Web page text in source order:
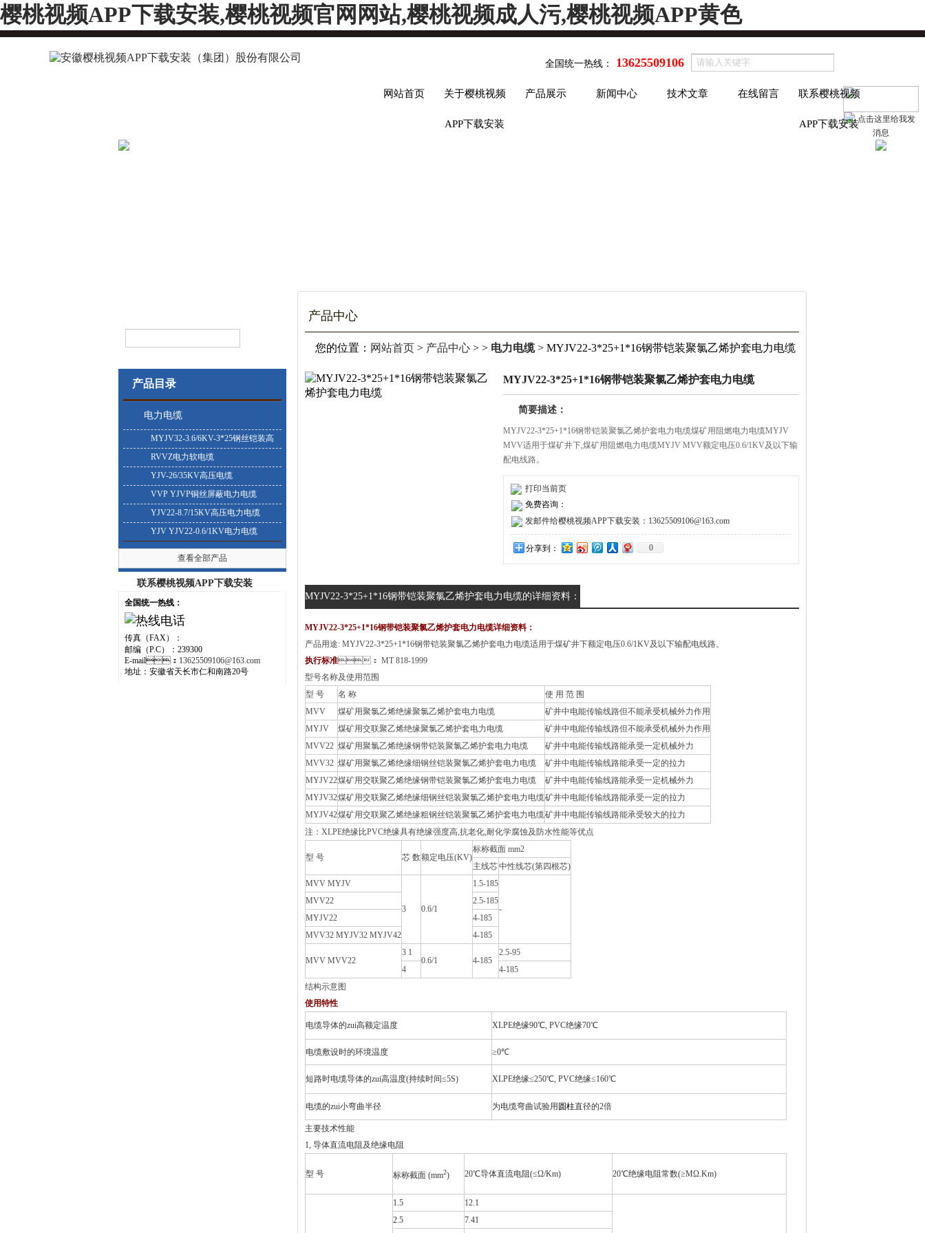
樱桃视频APP下载安装,樱桃视频官网网站,樱桃视频成人污,樱桃视频APP黄色
全国统一热线： 13625509106
网站首页 关于樱桃视频
APP下载安装
产品展示 新闻中心 技术文章 在线留言 联系樱桃视频
APP下载安装
产品目录
电力电缆
MYJV32-3.6/6KV-3*25钢丝铠装高
压电缆
RVVZ电力软电缆
YJV-26/35KV高压电缆
VVP YJVP铜丝屏蔽电力电缆
YJV22-8.7/15KV高压电力电缆
YJV YJV22-0.6/1KV电力电缆
查看全部产品
联系樱桃视频APP下载安装
全国统一热线：
传真（FAX）：
邮编（P.C）：239300
E-mail： 13625509106@163.com
地址：安徽省天长市仁和南路20号
产品中心
您的位置： 网站首页 > 产品中心 > > 电力电缆> MYJV22-3*25+1*16钢带铠装聚氯乙烯护套电力电缆
MYJV22-3*25+1*16钢带铠装聚氯乙烯护套电力电缆
简要描述：
MYJV22-3*25+1*16钢带铠装聚氯乙烯护套电力电缆煤矿用阻燃电力电缆MYJV
MVV适用于煤矿井下,煤矿用阻燃电力电缆MYJV MVV额定电压0.6/1KV及以下输
配电线路。
打印当前页
免费咨询：
发邮件给樱桃视频APP下载安装：13625509106@163.com
分享到： 0
MYJV22-3*25+1*16钢带铠装聚氯乙烯护套电力电缆的详细资料：
MYJV22-3*25+1*16钢带铠装聚氯乙烯护套电力电缆详细资料：
产品用途: MYJV22-3*25+1*16钢带铠装聚氯乙烯护套电力电缆适用于煤矿井下额定电压0.6/1KV及以下输配电线路。
执行标准： MT 818-1999
型号名称及使用范围
型 号
名 称
使 用 范 围
MVV
煤矿用聚氯乙烯绝缘聚氯乙烯护套电力电缆
矿井中电能传输线路但不能承受机械外力作用
MYJV
煤矿用交联聚乙烯绝缘聚氯乙烯护套电力电缆
矿井中电能传输线路但不能承受机械外力作用
MVV22 煤矿用聚氯乙烯绝缘钢带铠装聚氯乙烯护套电力电缆
矿井中电能传输线路能承受一定机械外力
MVV32 煤矿用聚氯乙烯绝缘细钢丝铠装聚氯乙烯护套电力电缆
矿井中电能传输线路能承受一定的拉力
MYJV22煤矿用交联聚乙烯绝缘钢带铠装聚氯乙烯护套电力电缆
矿井中电能传输线路能承受一定机械外力
MYJV32煤矿用交联聚乙烯绝缘细钢丝铠装聚氯乙烯护套电力电缆矿井中电能传输线路能承受一定的拉力
MYJV42煤矿用交联聚乙烯绝缘粗钢丝铠装聚氯乙烯护套电力电缆矿井中电能传输线路能承受较大的拉力
注：XLPE绝缘比PVC绝缘具有绝缘强度高,抗老化,耐化学腐蚀及防水性能等优点
型 号 芯 数额定电压(KV)
标称截面 mm2
主线芯中性线芯(第四根芯)
MVV MYJV
3 0.6/1
1.5-185
-
MVV22
2.5-185
MYJV22
4-185
MVV32 MYJV32 MYJV42
4-185
MVV MVV22
3 1
0.6/1
4-185
2.5-95
4
4-185
结构示意图
使用特性
电缆导体的zui高额定温度 XLPE绝缘90℃, PVC绝缘70℃
电缆敷设时的环境温度 ≥0℃
短路时电缆导体的zui高温度(持续时间≤5S) XLPE绝缘≤250℃, PVC绝缘≤160℃
电缆的zui小弯曲半径 为电缆弯曲试验用 圆柱直径的2倍
主要技术性能
1, 导体直流电阻及绝缘电阻
型 号 标称截面 (mm2) 20℃导体直流电阻(≤Ω/Km) 20℃绝缘电阻常数(≥MΩ.Km)
1.5
12.1
2.5
7.41